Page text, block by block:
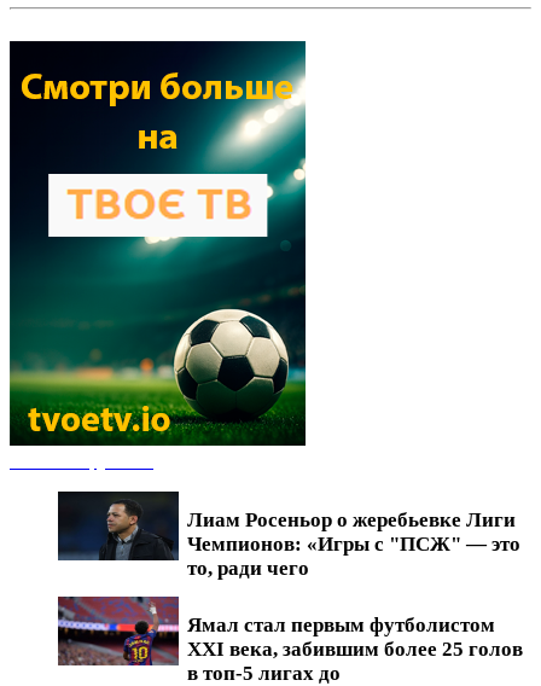
Лиам Росеньор о жеребьевке Лиги
Чемпионов: «Игры с "ПСЖ" — это
то, ради чего
Ямал стал первым футболистом
XXI века, забившим более 25 голов
в топ-5 лигах до